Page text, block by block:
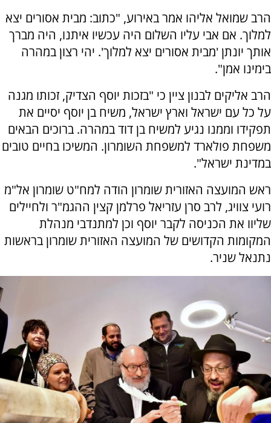
הרב שמואל אליהו אמר באירוע, "כתוב: מבית אסורים יצא
למלוך. אם אבי עליו השלום היה עכשיו איתנו, היה מברך
אותך יונתן 'מבית אסורים יצא למלוך'. יהי רצון במהרה
בימינו אמן".
הרב אליקים לבנון ציין כי "בזכות יוסף הצדיק, זכותו מגנה
על כל עם ישראל וארץ ישראל, משיח בן יוסף יסיים את
תפקידו וממנו נגיע למשיח בן דוד במהרה. ברוכים הבאים
משפחת פולארד למשפחת השומרון. המשיכו בחיים טובים
במדינת ישראל".
ראש המועצה האזורית שומרון הודה למח"ט שומרון אל"מ
רועי צוויג, לרב סרן עזריאל פרלמן קצין ההגמ"ר ולחיילים
שליוו את הכניסה לקבר יוסף וכן למתנדבי מנהלת
המקומות הקדושים של המועצה האזורית שומרון בראשות
נתנאל שניר.